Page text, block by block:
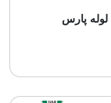
پارس